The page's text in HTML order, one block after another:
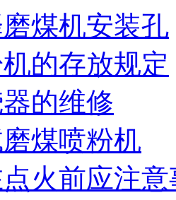
煤机安装孔
的存放规定
的维修
煤喷粉机
火前应注意